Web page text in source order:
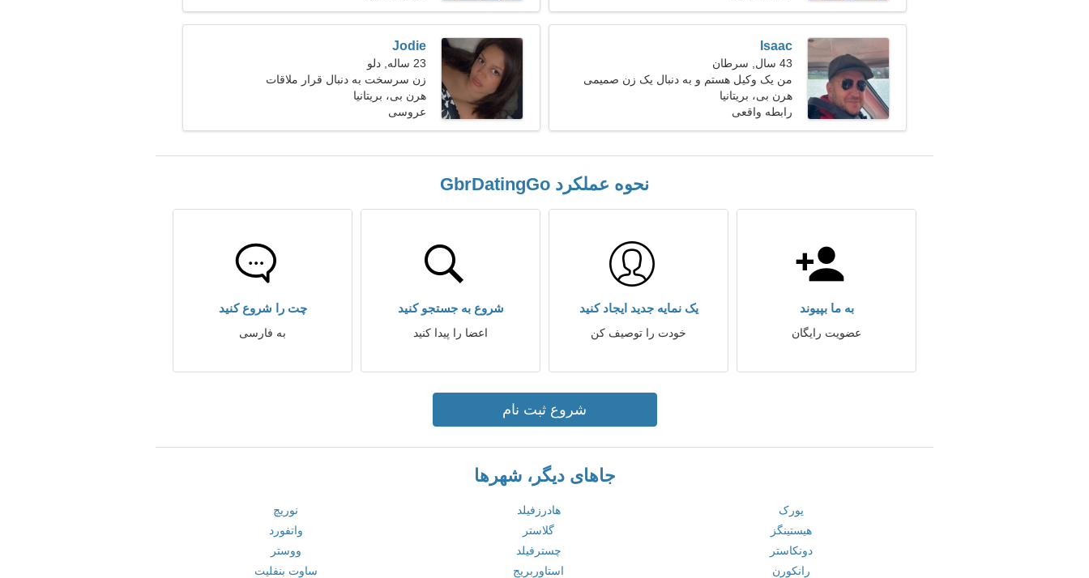
Isaac
43 سال, سرطان
من یک وکیل هستم و به دنبال یک زن صمیمی
هستم
هرن بی، بریتانیا
رابطه واقعی
Jodie
23 ساله, دلو
زن سرسخت به دنبال قرار ملاقات
هرن بی، بریتانیا
عروسی
نحوه عملکرد GbrDatingGo
به ما بپیوند
عضویت رایگان
یک نمایه جدید ایجاد کنید
خودت را توصیف کن
شروع به جستجو کنید
اعضا را پیدا کنید
چت را شروع کنید
به فارسی
شروع ثبت نام
جاهای دیگر، شهرها
یورک هادرزفیلد
نوریچ
هیستینگز
گلاستر
واتفورد
دونکاستر
چسترفیلد
ووستر
رانکورن
استاوربریج ساوت بنفلیت